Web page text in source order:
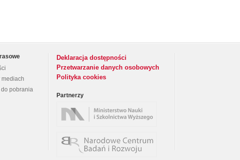
mediach
do pobrania
Deklaracja dostępności
Przetwarzanie danych osobowych
Polityka cookies
Partnerzy